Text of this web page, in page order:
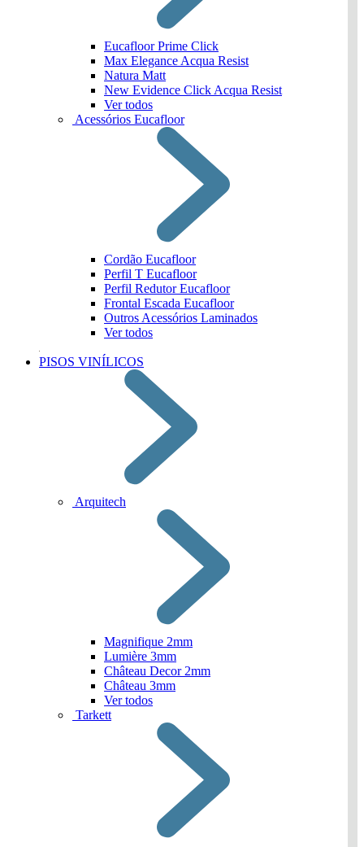
Eucafloor Prime Click
Max Elegance Acqua Resist
Natura Matt
New Evidence Click Acqua Resist
Ver todos
Acessórios Eucafloor
Cordão Eucafloor
Perfil T Eucafloor
Perfil Redutor Eucafloor
Frontal Escada Eucafloor
Outros Acessórios Laminados
Ver todos
PISOS VINÍLICOS
Arquitech
Magnifique 2mm
Lumière 3mm
Château Decor 2mm
Château 3mm
Ver todos
Tarkett